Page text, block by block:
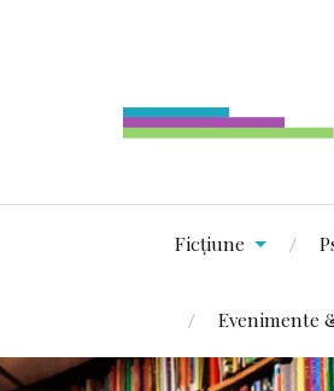
Ficțiune
Evenimente